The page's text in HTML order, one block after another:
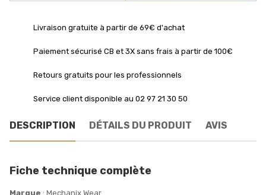
Livraison gratuite à partir de 69€ d'achat
Paiement sécurisé CB et 3X sans frais à partir de 100€
Retours gratuits pour les professionnels
Service client disponible au 02 97 21 30 50
DESCRIPTION DÉTAILS DU PRODUIT AVIS
Fiche technique complète
Marque : Mechanix Wear